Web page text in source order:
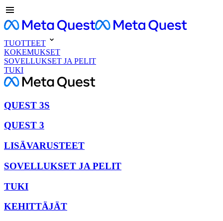
TUOTTEET
KOKEMUKSET
SOVELLUKSET JA PELIT
TUKI
QUEST 3S
QUEST 3
LISÄVARUSTEET
SOVELLUKSET JA PELIT
TUKI
KEHITTÄJÄT